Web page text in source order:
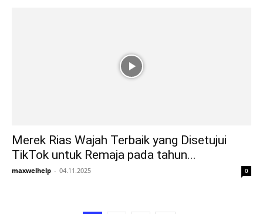
Merek Rias Wajah Terbaik yang Disetujui
TikTok untuk Remaja pada tahun...
maxwelhelp - 04.11.2025 0